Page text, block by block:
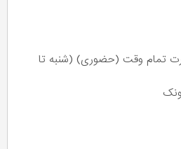
تمام وقت (حضوری) (شنبه تا